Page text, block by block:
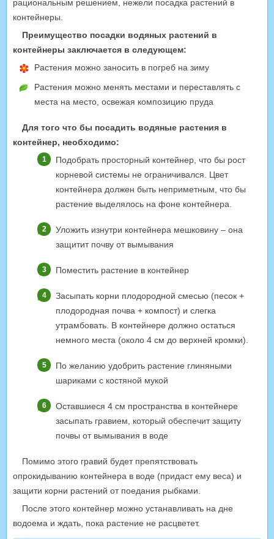
рациональным решением, нежели посадка растений в
контейнеры.
Преимущество посадки водяных растений в
контейнеры заключается в следующем:
Растения можно заносить в погреб на зиму
Растения можно менять местами и переставлять с
места на место, освежая композицию пруда
Для того что бы посадить водяные растения в
контейнер, необходимо:
Подобрать просторный контейнер, что бы рост
корневой системы не ограничивался. Цвет
контейнера должен быть неприметным, что бы
растение выделялось на фоне контейнера.
Уложить изнутри контейнера мешковину – она
защитит почву от вымывания
Поместить растение в контейнер
Засыпать корни плодородной смесью (песок +
плодородная почва + компост) и слегка
утрамбовать. В контейнере должно остаться
немного места (около 4 см до верхней кромки).
По желанию удобрить растение глиняными
шариками с костяной мукой
Оставшиеся 4 см пространства в контейнере
засыпать гравием, который обеспечит защиту
почвы от вымывания в воде
Помимо этого гравий будет препятствовать
опрокидыванию контейнера в воде (придаст ему веса) и
защити корни растений от поедания рыбками.
После этого контейнер можно устанавливать на дне
водоема и ждать, пока растение не расцветет.